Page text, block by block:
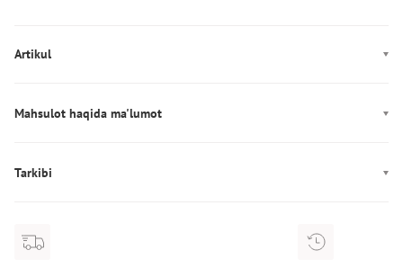
Artikul
Mahsulot haqida ma'lumot
Tarkibi